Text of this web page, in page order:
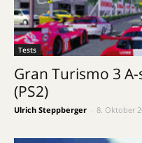
Tests
Gran Turismo 3
(PS2)
Ulrich Steppberger 8. Oktober